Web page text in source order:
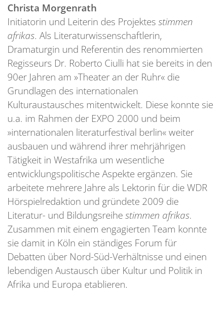
Christa Morgenrath
Initiatorin und Leiterin des Projektes stimmen
afrikas. Als Literaturwissenschaftlerin,
Dramaturgin und Referentin des renommierten
Regisseurs Dr. Roberto Ciulli hat sie bereits in den
90er Jahren am »Theater an der Ruhr« die
Grundlagen des internationalen
Kulturaustausches mitentwickelt. Diese konnte sie
u.a. im Rahmen der EXPO 2000 und beim
»internationalen literaturfestival berlin« weiter
ausbauen und während ihrer mehrjährigen
Tätigkeit in Westafrika um wesentliche
entwicklungspolitische Aspekte ergänzen. Sie
arbeitete mehrere Jahre als Lektorin für die WDR
Hörspielredaktion und gründete 2009 die
Literatur- und Bildungsreihestimmen afrikas.
Zusammen mit einem engagierten Team konnte
sie damit in Köln ein ständiges Forum für
Debatten über Nord-Süd-Verhältnisse und einen
lebendigen Austausch über Kultur und Politik in
Afrika und Europa etablieren.